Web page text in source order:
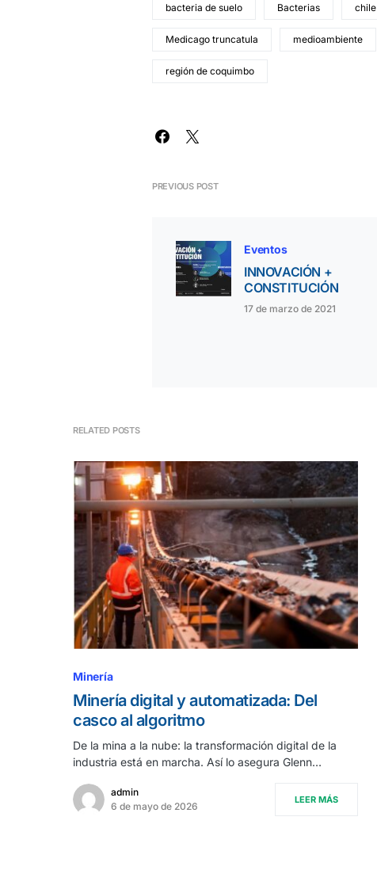
bacteria de suelo Bacterias chile
Medicago truncatula medioambiente
región de coquimbo
PREVIOUS POST
Eventos
INNOVACIÓN +
CONSTITUCIÓN
17 de marzo de 2021
RELATED POSTS
Minería
Minería digital y automatizada: Del
casco al algoritmo
De la mina a la nube: la transformación digital de la
industria está en marcha. Así lo asegura Glenn…
admin
6 de mayo de 2026
LEER MÁS